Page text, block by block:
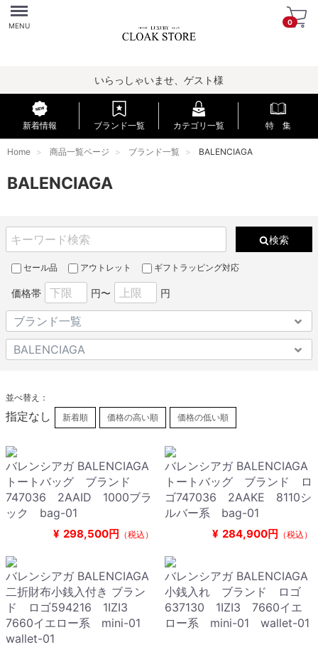
Menu
MENU 0
いらっしゃいませ、ゲスト様
新着情報 ブランド一覧 カテゴリ一覧 特 集
Home 商品一覧ページ ブランド一覧 BALENCIAGA
BALENCIAGA
検索
セール品 アウトレット ギフトラッピング対応
価格帯 円〜 円
並べ替え：
指定なし 新着順 価格の高い順 価格の低い順
バレンシアガ BALENCIAGA
トートバッグ ブランド
747036 2AAID 1000ブラ
ック bag-01
¥ 298,500円 （税込）
バレンシアガ BALENCIAGA
トートバッグ ブランド ロ
ゴ747036 2AAKE 8110シ
ルバー系 bag-01
¥ 284,900円 （税込）
バレンシアガ BALENCIAGA
二折財布小銭入付き ブラン
ド ロゴ594216 1IZI3
7660イエロー系 mini-01
wallet-01
バレンシアガ BALENCIAGA
小銭入れ ブランド ロゴ
637130 1IZI3 7660イエ
ロー系 mini-01 wallet-01